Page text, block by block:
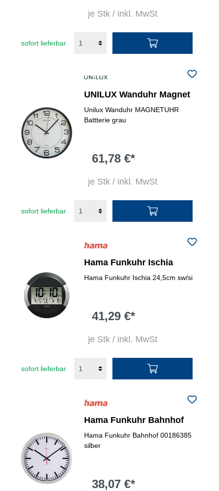
je Stk / inkl. MwSt
sofort lieferbar
UNILUX Wanduhr Magnet
Unilux Wanduhr MAGNETUHR
Battterie grau
61,78 €*
je Stk / inkl. MwSt
sofort lieferbar
Hama Funkuhr Ischia
Hama Funkuhr Ischia 24,5cm sw/si
41,29 €*
je Stk / inkl. MwSt
sofort lieferbar
Hama Funkuhr Bahnhof
Hama Funkuhr Bahnhof 00186385
silber
38,07 €*